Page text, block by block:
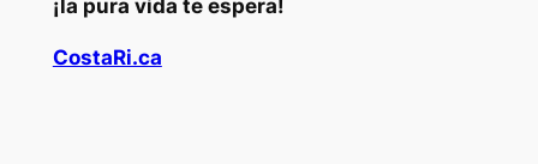
¡la pura vida te espera!
CostaRi.ca